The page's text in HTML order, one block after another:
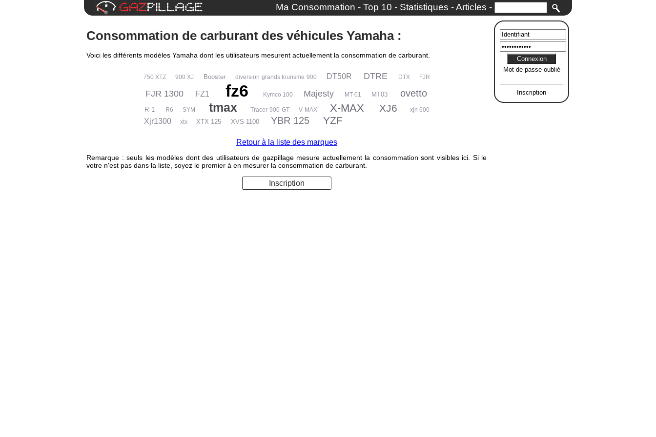
Ma Consommation - Top 10 - Statistiques -Articles -
Mot de passe oublié
Inscription
Consommation de carburant des véhicules Yamaha :
Voici les différents modèles Yamaha dont les utilisateurs mesurent actuellement la consommation de carburant.
750 XTZ 900 XJ Booster diversion grands tourisme 900 DT50R DTRE DTX FJR
FJR 1300 FZ1 fz6 Kymco 100 Majesty MT-01 MT03 ovetto
R 1 R6 SYM tmax Tracer 900 GT V MAX X-MAX XJ6 xjn 600
Xjr1300 xtx XTX 125 XVS 1100 YBR 125 YZF
Retour à la liste des marques
Remarque : seuls les modèles dont des utilisateurs de gazpillage mesure actuellement la consommation sont visibles ici. Si le
votre n'est pas dans la liste, soyez le premier à en mesurer la consommation de carburant.
Inscription